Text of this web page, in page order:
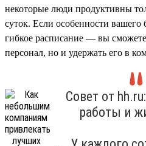
некоторые люди продуктивны
суток. Если особенности вашего
гибкое расписание — вы
персонал, но и удержать его в
Совет от
работы и